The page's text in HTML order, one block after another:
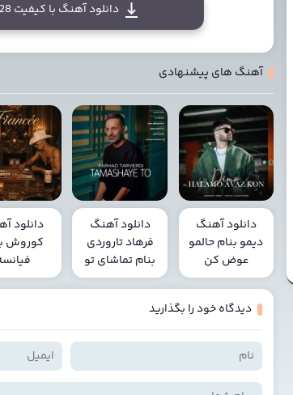
دانلود آهنگ با کیفیت 128
آهنگ های پیشنهادی
دانلود آهنگ
دیمو بنام حالمو
عوض کن
دانلود آهنگ
فرهاد تاروردی
بنام تماشای تو
دانلود
کوروش
دیدگاه خود را بگذارید